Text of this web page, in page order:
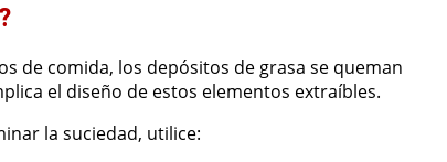
de comida, los depósitos de grasa se queman
el diseño de estos elementos extraíbles.
la suciedad, utilice: